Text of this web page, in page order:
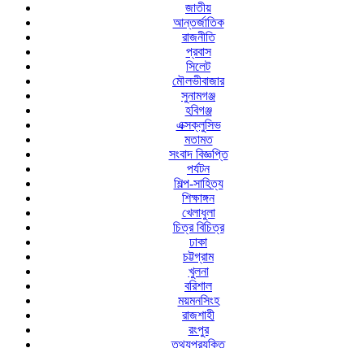
জাতীয়
আন্তর্জাতিক
রাজনীতি
প্রবাস
সিলেট
মৌলভীবাজার
সুনামগঞ্জ
হবিগঞ্জ
এক্সক্লুসিভ
মতামত
সংবাদ বিজ্ঞপ্তি
পর্যটন
শিল্প-সাহিত্য
শিক্ষাঙ্গন
খেলাধুলা
চিত্র বিচিত্র
ঢাকা
চট্টগ্রাম
খুলনা
বরিশাল
ময়মনসিংহ
রাজশাহী
রংপুর
তথ্যপ্রযুক্তি